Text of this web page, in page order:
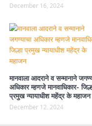
December 16, 2024
मानवाला आदराने व सन्मानाने
अधिकार म्हणजे मानवाधिकार-
प्रमुख न्यायाधीश महेंद्र के महाजन
December 12, 2024